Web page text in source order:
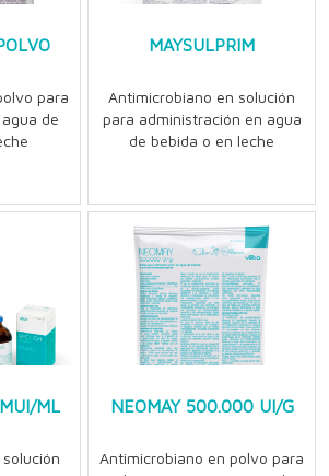
para
de
MAYSULPRIM
Antimicrobiano en solución
para administración en agua
de bebida o en leche
ML NEOMAY 500.000 UI/G
Antimicrobiano en polvo para